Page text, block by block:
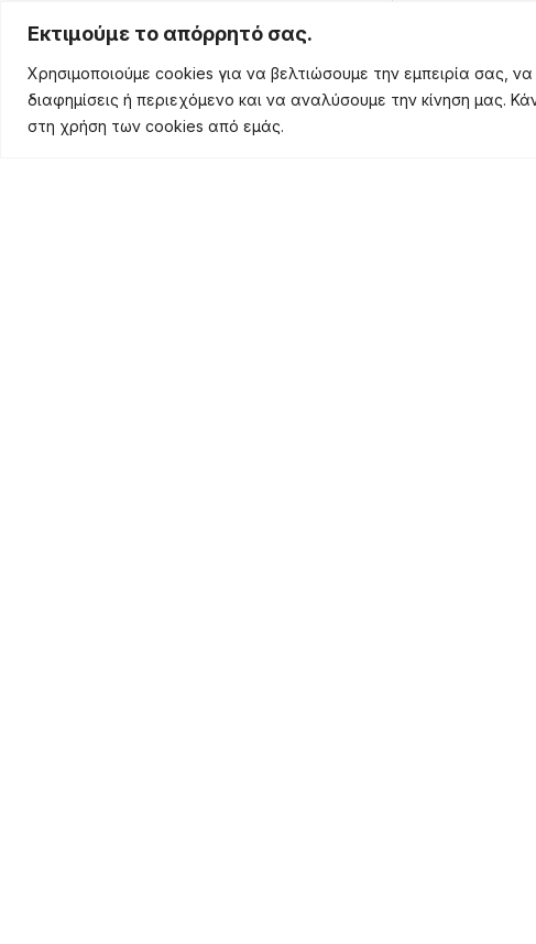
Εκτιμούμε το απόρρητό σας.
Χρησιμοποιούμε cookies για να βελτιώσουμε την εμπειρία σας,
διαφημίσεις ή περιεχόμενο και να αναλύσουμε την κίνηση μας.
στη χρήση των cookies από εμάς.
Πιστοποίηση